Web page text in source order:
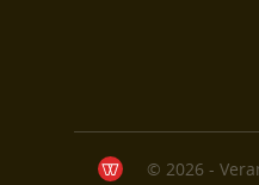
© 2026 -